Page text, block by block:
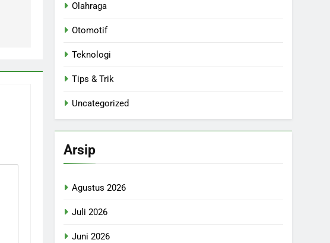
Olahraga
Otomotif
Teknologi
Tips & Trik
Uncategorized
Arsip
Agustus 2026
Juli 2026
Juni 2026